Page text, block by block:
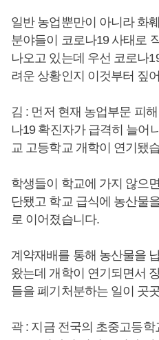
일반 농업뿐만이 아니라 화
분야들이 코로나19 사태로
나오고 있는데 우선 코로나
려운 상황인지 이것부터 짚
김 : 먼저 현재 농업부문 피
나19 확진자가 급격히 늘어
교 고등학교 개학이 연기됐
학생들이 학교에 가지 않으
단됐고 학교 급식에 농산물
로 이어졌습니다.
계약재배를 통해 농산물을
왔는데 개학이 연기되면서
들을 폐기처분하는 일이 곳
곽 : 지금 전국의 초중고등